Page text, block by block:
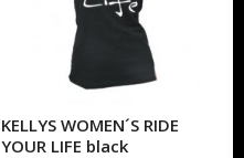
KELLYS WOMEN´S RIDE
YOUR LIFE black